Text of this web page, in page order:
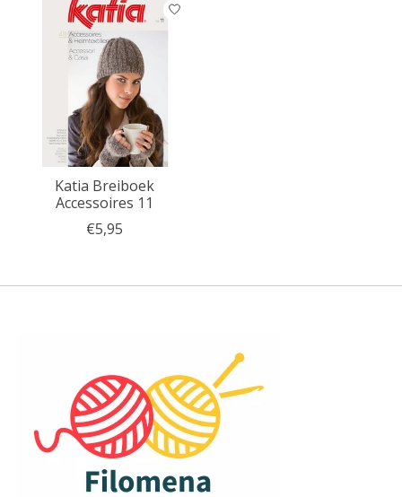
Katia Breiboek
Accessoires 11
€5,95